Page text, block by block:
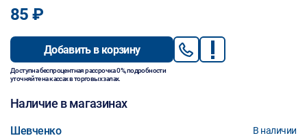
85 ₽
Добавить в корзину
Доступна беспроцентная рассрочка 0%, подробности
уточняйте на кассах в торговых залах.
Наличие в магазинах
Шевченко В наличии